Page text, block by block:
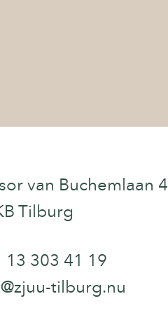
van Buchemlaan 4
Tilburg
13 303 41 19
tilburg.nu